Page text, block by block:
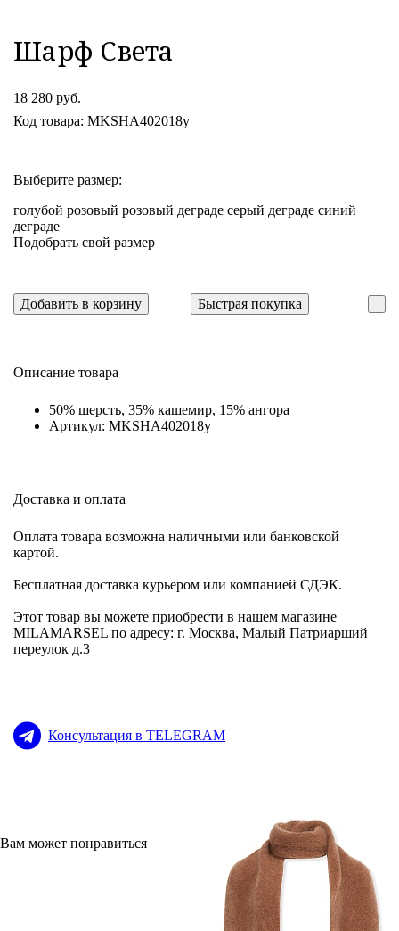
Шарф Света
18 280 руб.
Код товара: MKSHA402018y
Выберите размер:
голубой розовый розовый деграде серый деграде синий
деграде
Подобрать свой размер
Добавить в корзину Быстрая покупка
Описание товара
50% шерсть, 35% кашемир, 15% ангора
Артикул: MKSHA402018y
Доставка и оплата
Оплата товара возможна наличными или банковской
картой.
Бесплатная доставка курьером или компанией СДЭК.
Этот товар вы можете приобрести в нашем магазине
MILAMARSEL по адресу: г. Москва, Малый Патриарший
переулок д.3
Консультация в TELEGRAM
Вам может понравиться